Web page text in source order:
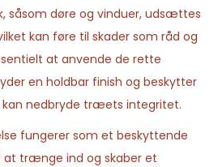
såsom døre og vinduer, udsættes
kan føre til skader som råd og
at anvende de rette
en holdbar finish og beskytter
nedbryde træets integritet.
fungerer som et beskyttende
at trænge ind og skaber et